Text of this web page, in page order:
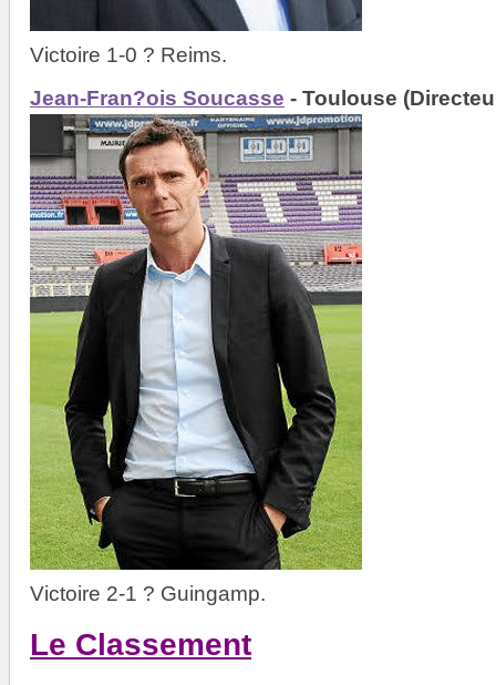
Victoire 1-0 ? Reims.
Jean-Fran?ois Soucasse - Toulouse
Victoire 2-1 ? Guingamp.
Le Classement